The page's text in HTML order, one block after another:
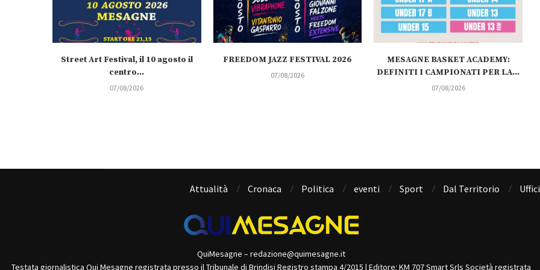
Street Art Festival, il 10 agosto il
centro...
07/08/2026
FREEDOM JAZZ FESTIVAL 2026
07/08/2026
MESAGNE BASKET ACADEMY:
DEFINITI I CAMPIONATI PER LA...
07/08/2026
Attualità Cronaca Politica eventi Sport Dal Territorio
QuiMesagne – redazione@quimesagne.it
Testata giornalistica Qui Mesagne registrata presso il Tribunale di Brindisi Registro stampa 4/2015 | Editore: KM 707 Smart Srls Società registrata